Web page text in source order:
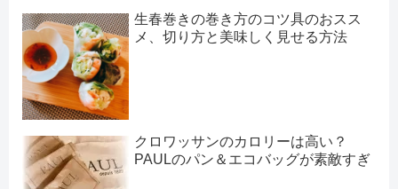
生春巻きの巻き方のコツ具のおスス
メ、切り方と美味しく見せる方法
クロワッサンのカロリーは高い？
PAULのパン＆エコバッグが素敵すぎ